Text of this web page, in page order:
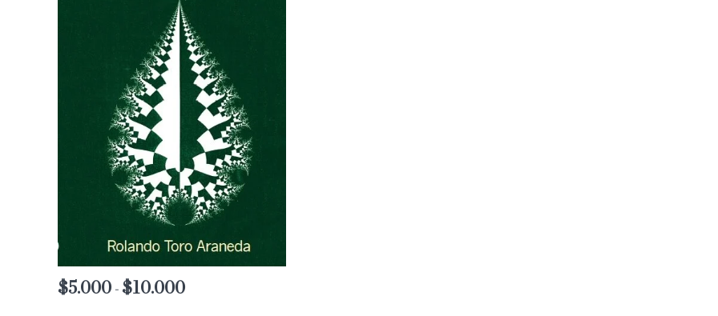
$5.000 - $10.000Rango